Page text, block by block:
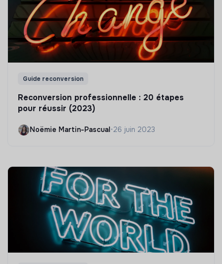
Guide reconversion
Reconversion professionnelle : 20 étapes
pour réussir (2023)
Noëmie Martin-Pascual•26 juin 2023